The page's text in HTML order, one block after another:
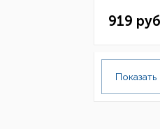
919